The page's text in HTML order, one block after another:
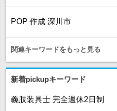
POP 作成 深川市
関連キーワードをもっと見る
新着pickupキーワード
義肢装具士 完全週休2日制